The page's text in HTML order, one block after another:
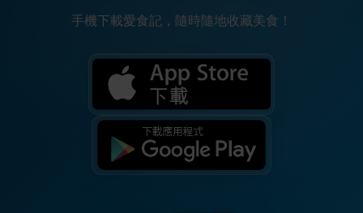
手機下載愛食記，隨時隨地收藏美食！